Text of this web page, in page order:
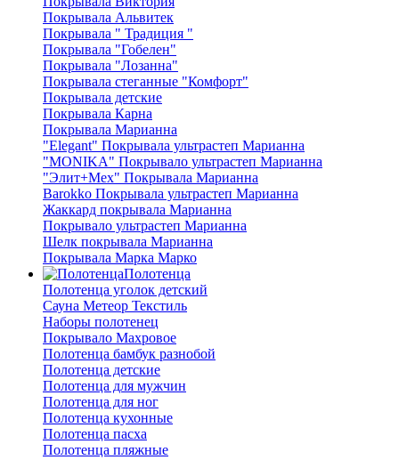
Покрывала Альвитек
Покрывала " Традиция "
Покрывала "Гобелен"
Покрывала "Лозанна"
Покрывала стеганные "Комфорт"
Покрывала детские
Покрывала Карна
Покрывала Марианна
"Elegant" Покрывала ультрастеп Марианна
"MONIKA" Покрывало ультрастеп Марианна
"Элит+Мех" Покрывала Марианна
Barokko Покрывала ультрастеп Марианна
Жаккард покрывала Марианна
Покрывало ультрастеп Марианна
Шелк покрывала Марианна
Покрывала Марка Марко
Полотенца
Полотенца уголок детский
Сауна Метеор Текстиль
Наборы полотенец
Покрывало Махровое
Полотенца бамбук разнобой
Полотенца детские
Полотенца для мужчин
Полотенца для ног
Полотенца кухонные
Полотенца пасха
Полотенца пляжные